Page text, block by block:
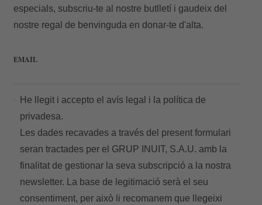
especials, subscriu-te al nostre butlletí i gaudeix del
nostre regal de benvinguda en donar-te d'alta.
EMAIL
He llegit i accepto el avís legal i la política de
privadesa.
Les dades recavades a través del present formulari
seran tractades per el GRUP INUIT, S.A.U. amb la
finalitat de gestionar la seva subscripció a la nostra
newsletter. La base de legitimació serà el seu
consentiment, per això li recomanem que llegeixi